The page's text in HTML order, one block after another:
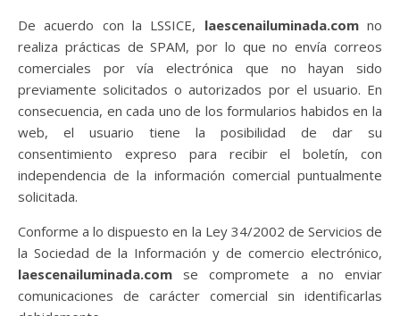
De acuerdo con la LSSICE, laescenailuminada.comno
realiza prácticas de SPAM, por lo que no envía correos
comerciales por vía electrónica que no hayan sido
previamente solicitados o autorizados por el usuario. En
consecuencia, en cada uno de los formularios habidos en la
web, el usuario tiene la posibilidad de dar su
consentimiento expreso para recibir el boletín, con
independencia de la información comercial puntualmente
solicitada.
Conforme a lo dispuesto en la Ley 34/2002 de Servicios de
la Sociedad de la Información y de comercio electrónico,
laescenailuminada.com se compromete a no enviar
comunicaciones de carácter comercial sin identificarlas